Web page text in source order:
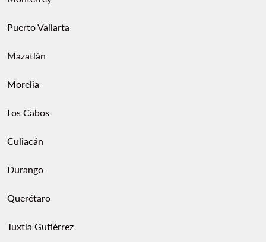
Puerto Vallarta
Mazatlán
Morelia
Los Cabos
Culiacán
Durango
Querétaro
Tuxtla Gutiérrez